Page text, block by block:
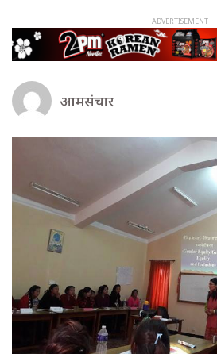
आमसंचार